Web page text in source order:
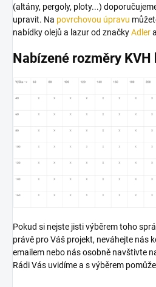
(altány, pergoly, ploty...)
upravit. Na povrchovou úpravu
nabídky olejů a lazur od značkyAdlera
Nabízené rozměry KVH
Pokud si nejste jisti výběrem toho
právě pro Váš projekt, neváhejte nás
emailem nebo nás osobně navštivte
Rádi Vás uvidíme a s výběrem